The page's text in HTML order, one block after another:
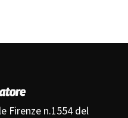
Firenze n.1554 del